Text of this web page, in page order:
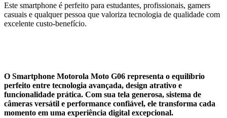
Este smartphone é perfeito para estudantes, profissionais, gamers
casuais e qualquer pessoa que valoriza tecnologia de qualidade com
excelente custo-benefício.
O Smartphone Motorola Moto G06 representa o equilíbrio
perfeito entre tecnologia avançada, design atrativo e
funcionalidade prática. Com sua tela generosa, sistema de
câmeras versátil e performance confiável, ele transforma cada
momento em uma experiência digital excepcional.